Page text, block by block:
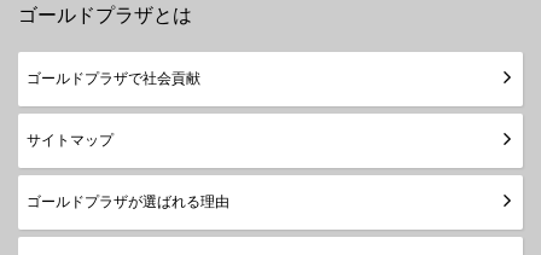
ペ
ジ
送
り
ゴールドプラザとは
ゴールドプラザで社会貢献
サイトマップ
ゴールドプラザが選ばれる理由